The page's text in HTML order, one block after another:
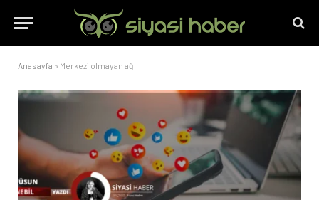
Anasayfa » Merkezi olmayan ağ